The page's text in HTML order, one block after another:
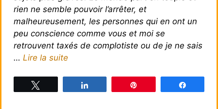
rien ne semble pouvoir l’arrêter, et
malheureusement, les personnes qui en ont un
peu conscience comme vous et moi se
retrouvent taxés de complotiste ou de je ne sais
… Lire la suite